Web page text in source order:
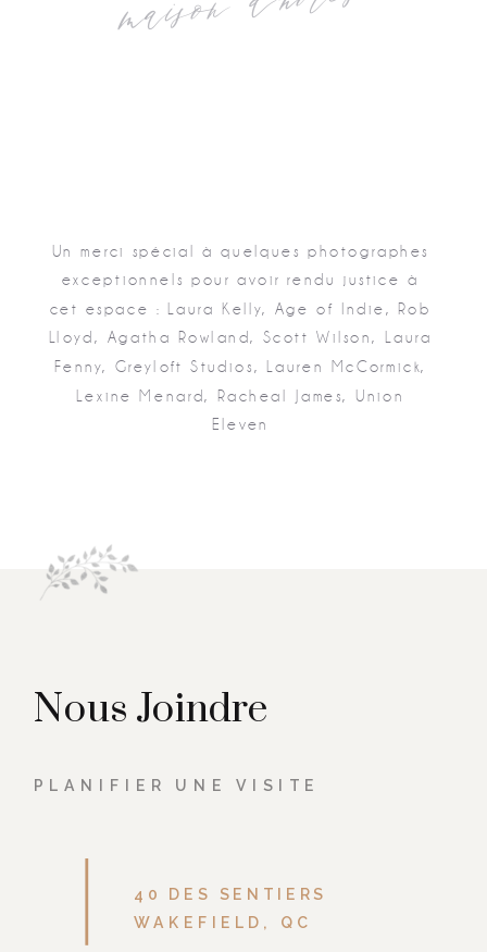
Un merci spécial à quelques photographes
exceptionnels pour avoir rendu justice à
cet espace : Laura Kelly, Age of Indie, Rob
Lloyd, Agatha Rowland, Scott Wilson, Laura
Fenny, Greyloft Studios, Lauren McCormick,
Lexine Menard, Racheal James, Union
Eleven
Nous Joindre
PLANIFIER UNE VISITE
40 DES SENTIERS
WAKEFIELD, QC